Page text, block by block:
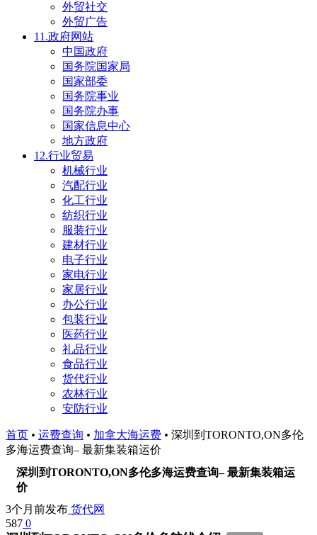
外贸社交
外贸广告
11.政府网站
中国政府
国务院国家局
国家部委
国务院事业
国务院办事
国家信息中心
地方政府
12.行业贸易
机械行业
汽配行业
化工行业
纺织行业
服装行业
建材行业
电子行业
家电行业
家居行业
办公行业
包装行业
医药行业
礼品行业
食品行业
货代行业
农林行业
安防行业
首页 • 运费查询 • 加拿大海运费 • 深圳到TORONTO,ON多伦
多海运费查询– 最新集装箱运价
深圳到TORONTO,ON多伦多海运费查询– 最新集装箱运
价
3个月前发布 货代网
587 0